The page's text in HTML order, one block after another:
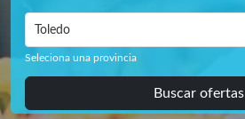
Toledo
Seleciona una provincia
Buscar ofertas